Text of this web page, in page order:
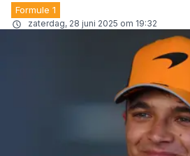
Formule 1
zaterdag, 28 juni 2025 om 19:32